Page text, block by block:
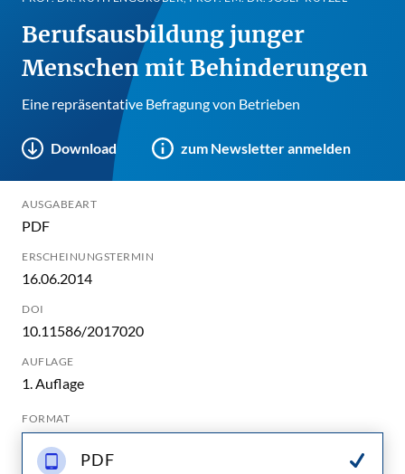
Berufsausbildung junger
Menschen mit Behinderungen
Eine repräsentative Befragung von Betrieben
Download zum Newsletter anmelden
AUSGABEART
PDF
ERSCHEINUNGSTERMIN
16.06.2014
DOI
10.11586/2017020
AUFLAGE
1. Auflage
FORMAT
PDF